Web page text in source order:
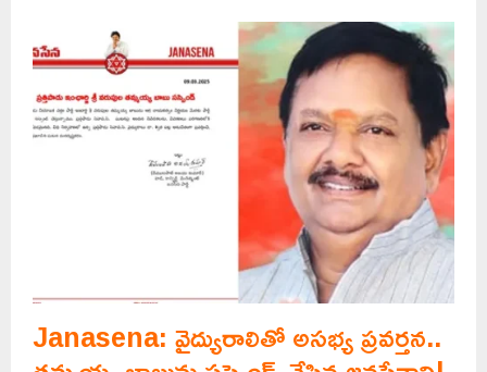
Janasena: వైద్యురాలితో అసభ్య ప్రవర్తన..